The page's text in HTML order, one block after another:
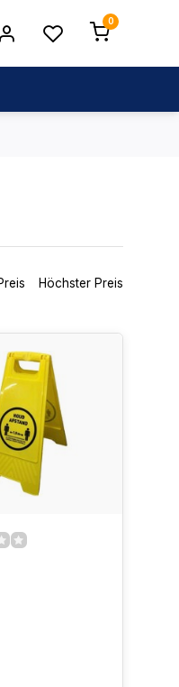
0
Höchster Preis